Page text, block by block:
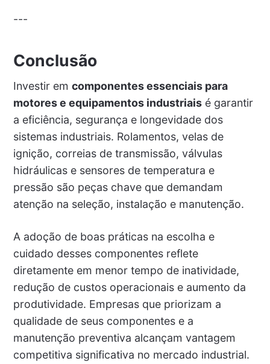
---
Conclusão
Investir em componentes essenciais para
motores e equipamentos industriaisé garantir
a eficiência, segurança e longevidade dos
sistemas industriais. Rolamentos, velas de
ignição, correias de transmissão, válvulas
hidráulicas e sensores de temperatura e
pressão são peças chave que demandam
atenção na seleção, instalação e manutenção.
A adoção de boas práticas na escolha e
cuidado desses componentes reflete
diretamente em menor tempo de inatividade,
redução de custos operacionais e aumento da
produtividade. Empresas que priorizam a
qualidade de seus componentes e a
manutenção preventiva alcançam vantagem
competitiva significativa no mercado industrial.